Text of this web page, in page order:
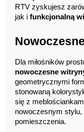
RTV zyskujesz
jak i funkcjonalną
nowoczesne
geometrycznymi
stonowaną
się z
nowoczesnym stylu,
pomieszczenia.